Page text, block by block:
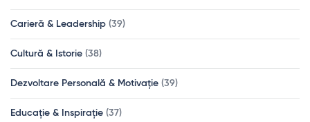
Carieră & Leadership (39)
Cultură & Istorie (38)
Dezvoltare Personală & Motivație (39)
Educație & Inspirație (37)